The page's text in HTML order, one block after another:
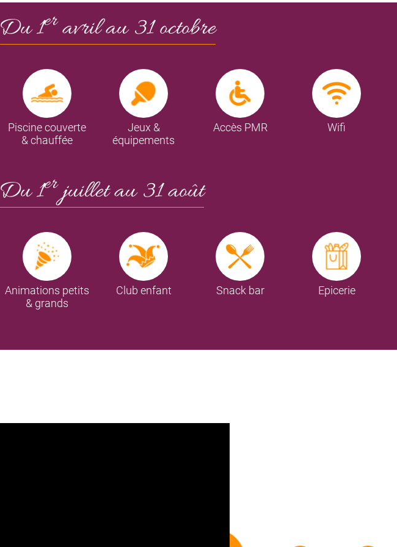
Du 1eravril au 31 octobre
Piscine couverte
& chauffée
Jeux &
équipements
Accès PMR Wifi
Du 1erjuillet au 31 août
Animations petits
& grands
Club enfant Snack bar Epicerie